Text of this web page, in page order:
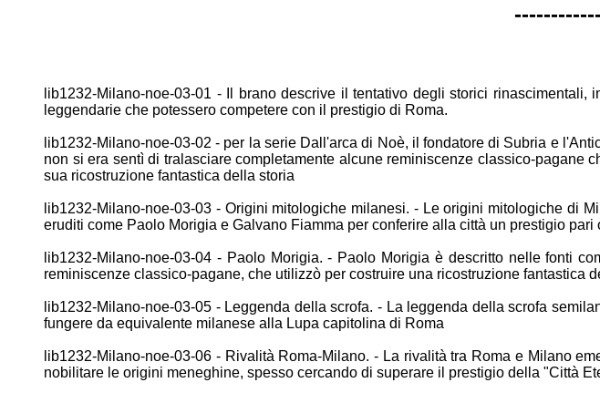
lib1232-Milano-noe-03-01 - Il brano descrive il tentativo degli storici rinascimentali,
leggendarie che potessero competere con il prestigio di Roma.
lib1232-Milano-noe-03-02 - per la serie Dall'arca di Noè, il fondatore di Subria e
non si era sentì di tralasciare completamente alcune reminiscenze classico-pagane
sua ricostruzione fantastica della storia
lib1232-Milano-noe-03-03 - Origini mitologiche milanesi. - Le origini mitologiche di
eruditi come Paolo Morigia e Galvano Fiamma per conferire alla città un prestigio pari
lib1232-Milano-noe-03-04 - Paolo Morigia. - Paolo Morigia è descritto nelle fonti
reminiscenze classico-pagane, che utilizzò per costruire una ricostruzione fantastica
lib1232-Milano-noe-03-05 - Leggenda della scrofa. - La leggenda della scrofa
fungere da equivalente milanese alla Lupa capitolina di Roma
lib1232-Milano-noe-03-06 - Rivalità Roma-Milano. - La rivalità tra Roma e Milano
nobilitare le origini meneghine, spesso cercando di superare il prestigio della "Città